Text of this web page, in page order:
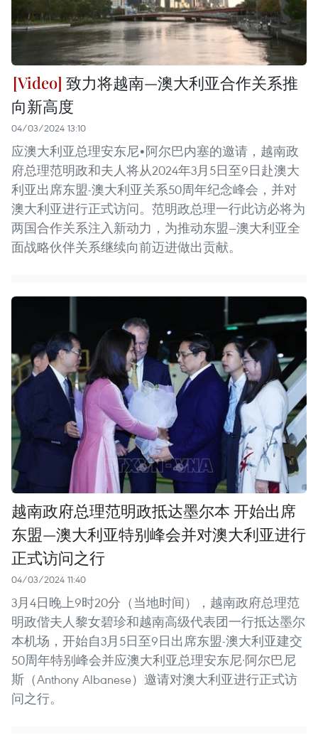
致力将越南—澳大利亚合作关系推
向新高度
04/03/2024 13:10
应澳大利亚总理安东尼•阿尔巴内塞的邀请，越南政
府总理范明政和夫人将从2024年3月5日至9日赴澳大
利亚出席东盟-澳大利亚关系50周年纪念峰会，并对
澳大利亚进行正式访问。范明政总理一行此访必将为
两国合作关系注入新动力，为推动东盟—澳大利亚全
面战略伙伴关系继续向前迈进做出贡献。
越南政府总理范明政抵达墨尔本 开始出席
东盟—澳大利亚特别峰会并对澳大利亚进行
正式访问之行
04/03/2024 11:40
3月4日晚上9时20分（当地时间），越南政府总理范
明政偕夫人黎女碧珍和越南高级代表团一行抵达墨尔
本机场，开始自3月5日至9日出席东盟-澳大利亚建交
50周年特别峰会并应澳大利亚总理安东尼·阿尔巴尼
斯（Anthony Albanese）邀请对澳大利亚进行正式访
问之行。